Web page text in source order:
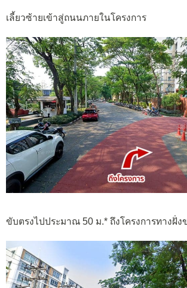
เลี้ยวซ้ายเข้าสู่ถนนภายในโครงการ
ขับตรงไปประมาณ 50 ม.* ถึงโครงการทางฝั่ง